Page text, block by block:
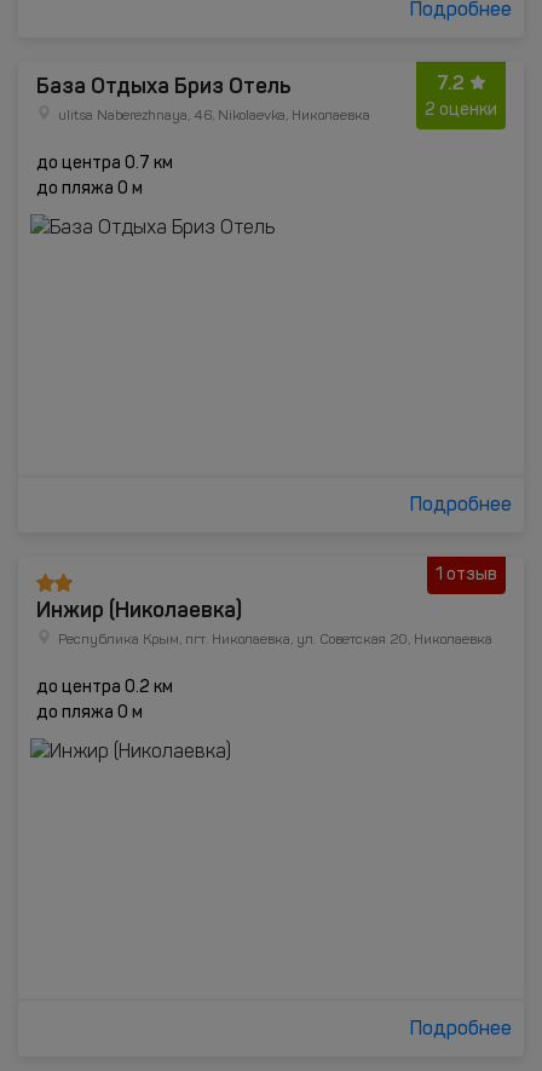
Подробнее
7.2
2 оценки
База Отдыха Бриз Отель
ulitsa Naberezhnaya, 46, Nikolaevka, Николаевка
до центра 0.7 км
до пляжа 0 м
Подробнее
1 отзыв
Инжир (Николаевка)
Республика Крым, пгт. Николаевка, ул. Советская 20, Николаевка
до центра 0.2 км
до пляжа 0 м
Подробнее